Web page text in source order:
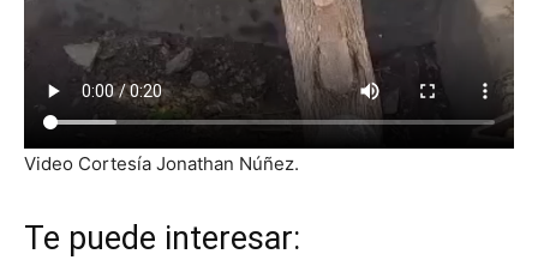
Video Cortesía Jonathan Núñez.
Te puede interesar: